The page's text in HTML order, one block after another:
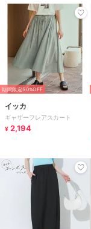
期間限定50%OFF
イッカ
ギャザーフレアスカート
¥ 2,194